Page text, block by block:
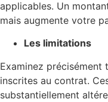
applicables. Un
mais augmente votre
Les limitations
Examinez
inscrites au contrat.
substantiellement